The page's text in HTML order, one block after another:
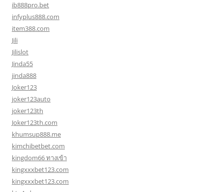
ib888pro.bet
infyplus888.com
item388.com
Jili
Jilislot
Jinda55
jinda888
Joker123
joker123auto
joker123th
Joker123th.com
khumsup888.me
kimchibetbet.com
kingdom66 ทางเข้า
kingxxxbet123.com
kingxxxbet123.com